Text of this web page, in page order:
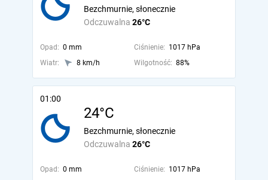
Odczuwalna 26°C
Bezchmurnie, słonecznie
Opad: 0 mm Ciśnienie: 1017 hPa
Wiatr:
8 km/h Wilgotność: 88%
01:00
24°C
Odczuwalna 26°C
Bezchmurnie, słonecznie
Opad: 0 mm Ciśnienie: 1017 hPa